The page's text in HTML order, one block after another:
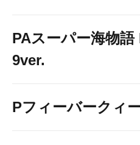
PAスーパー海物
9ver.
Pフィーバークィ